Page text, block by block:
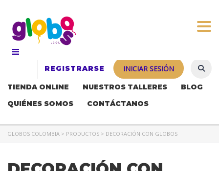
REGISTRARSE INICIAR SESIÓN
TIENDA ONLINE NUESTROS TALLERES
BLOG
QUIÉNES SOMOS
CONTÁCTANOS
GLOBOS COLOMBIA > PRODUCTOS > DECORACIÓN CON GLOBOS